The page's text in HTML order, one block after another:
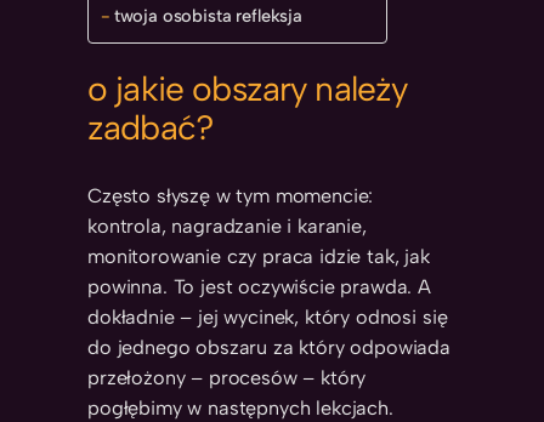
twoja osobista refleksja
o jakie obszary należy
zadbać?
Często słyszę w tym momencie:
kontrola, nagradzanie i karanie,
monitorowanie czy praca idzie tak, jak
powinna. To jest oczywiście prawda. A
dokładnie – jej wycinek, który odnosi się
do jednego obszaru za który odpowiada
przełożony – procesów – który
pogłębimy w następnych lekcjach.